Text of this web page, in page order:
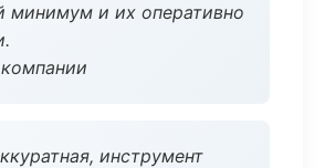
минимум и их оперативно
инструмент